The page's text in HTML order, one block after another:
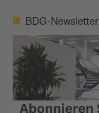
BDG-Newsletter